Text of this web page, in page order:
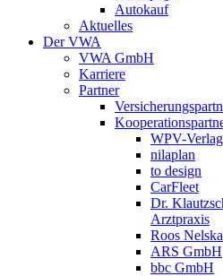
Autokauf
Aktuelles
Der VWA
VWA GmbH
Karriere
Partner
WPV-Verlag
nilaplan
to design
CarFleet
Dr.
Arztpraxis
Roos
ARS GmbH
bbc GmbH